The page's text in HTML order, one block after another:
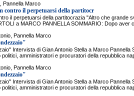
Pannella Marco
contro il perpetuarsi della partitocr
il perpetuarsi della partitocrazia "Altro che grande
a MARCO PANNELLA SOMMARIO: Dopo aver
Pannella Marco
Intervista di Gian Antonio Stella a Marco Pannella
amministratori e procuratori della repubblica
Pannella Marco
Intervista di Gian Antonio Stella a Marco Pannella
amministratori e procuratori della repubblica